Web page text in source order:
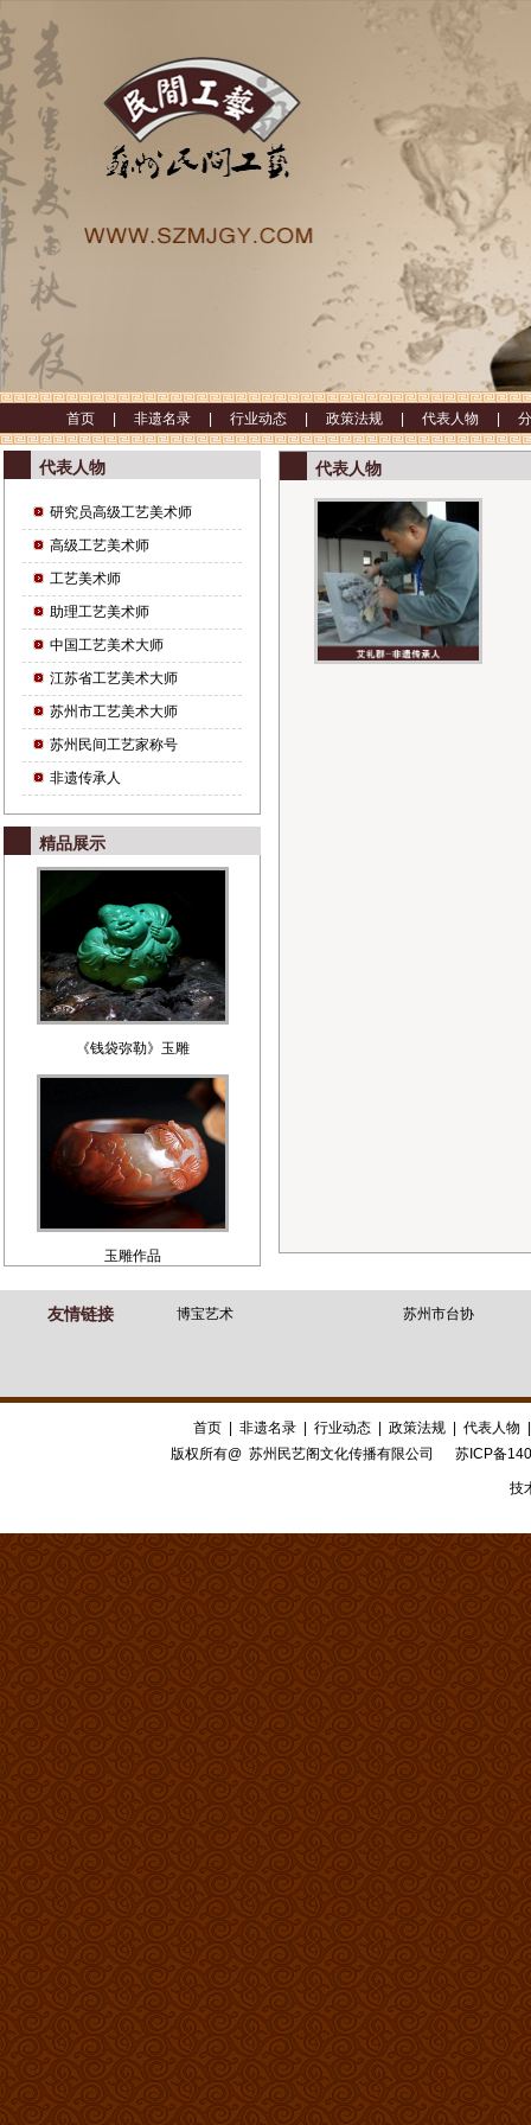
首页 | 非遗名录 | 行业动态 | 政策法规 | 代表人物 |
代表人物
研究员高级工艺美术师
高级工艺美术师
工艺美术师
助理工艺美术师
中国工艺美术大师
江苏省工艺美术大师
苏州市工艺美术大师
苏州民间工艺家称号
非遗传承人
精品展示
《钱袋弥勒》玉雕
玉雕作品
代表人物
友情链接 博宝艺术 苏州市台协
首页 非遗名录 行业动态 政策法规 代表人物
版权所有@ 苏州民艺阁文化传播有限公司 苏ICP备
技